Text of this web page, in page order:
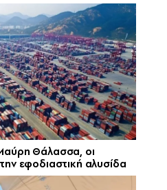
Θάλασσα, οι
εφοδιαστική αλυσίδα